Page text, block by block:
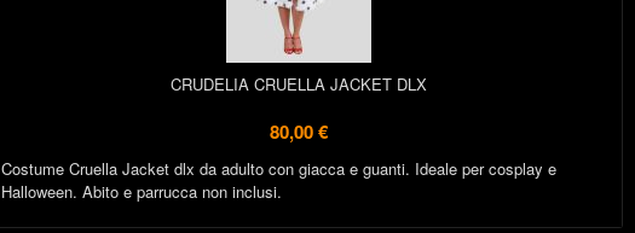
CRUDELIA CRUELLA JACKET DLX
80,00 €
Costume Cruella Jacket dlx da adulto con giacca e guanti. Ideale per cosplay e
Halloween. Abito e parrucca non inclusi.